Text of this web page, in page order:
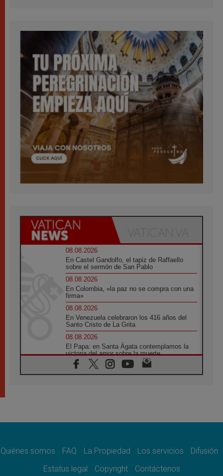
08.08.2026
En Castel Gandolfo, el tapiz de Raffaello
sobre el sermón de San Pablo
08.08.2026
En Colombia, «la paz no se compra con una
firma»
08.08.2026
En Venezuela celebraron los 416 años del
Santo Cristo de La Grita
08.08.2026
El Papa: en Santa Ágata contemplamos la
victoria del amor sobre la muerte
08.08.2026
León XIV visitará el Santuario de la Madre
07.08.2026
07.08.2026
el compromiso del cristiano"
Quiénes somos FAQ La Propiedad Los servicios
Difusión
Estatus legal
Copyright Contáctenos